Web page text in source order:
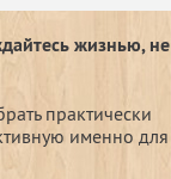
жизнью, не
практически
именно для